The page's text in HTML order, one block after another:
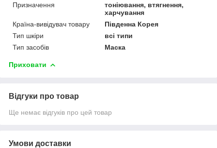
Призначення
тоніювання, втягнення,
харчування
Країна-вивідувач товару
Південна Корея
Тип шкіри
всі типи
Тип засобів
Маска
Приховати
Відгуки про товар
Ще немає відгуків про цей товар
Умови доставки